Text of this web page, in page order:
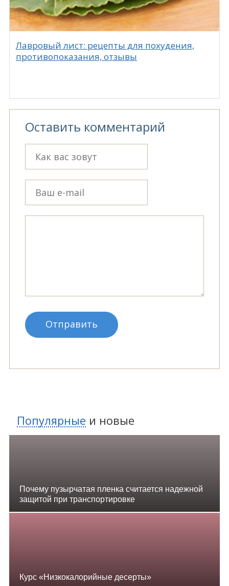
Лавровый лист: рецепты для похудения,
противопоказания, отзывы
Оставить комментарий
Популярные и новые
Почему пузырчатая пленка считается надежной
защитой при транспортировке
Курс «Низкокалорийные десерты»